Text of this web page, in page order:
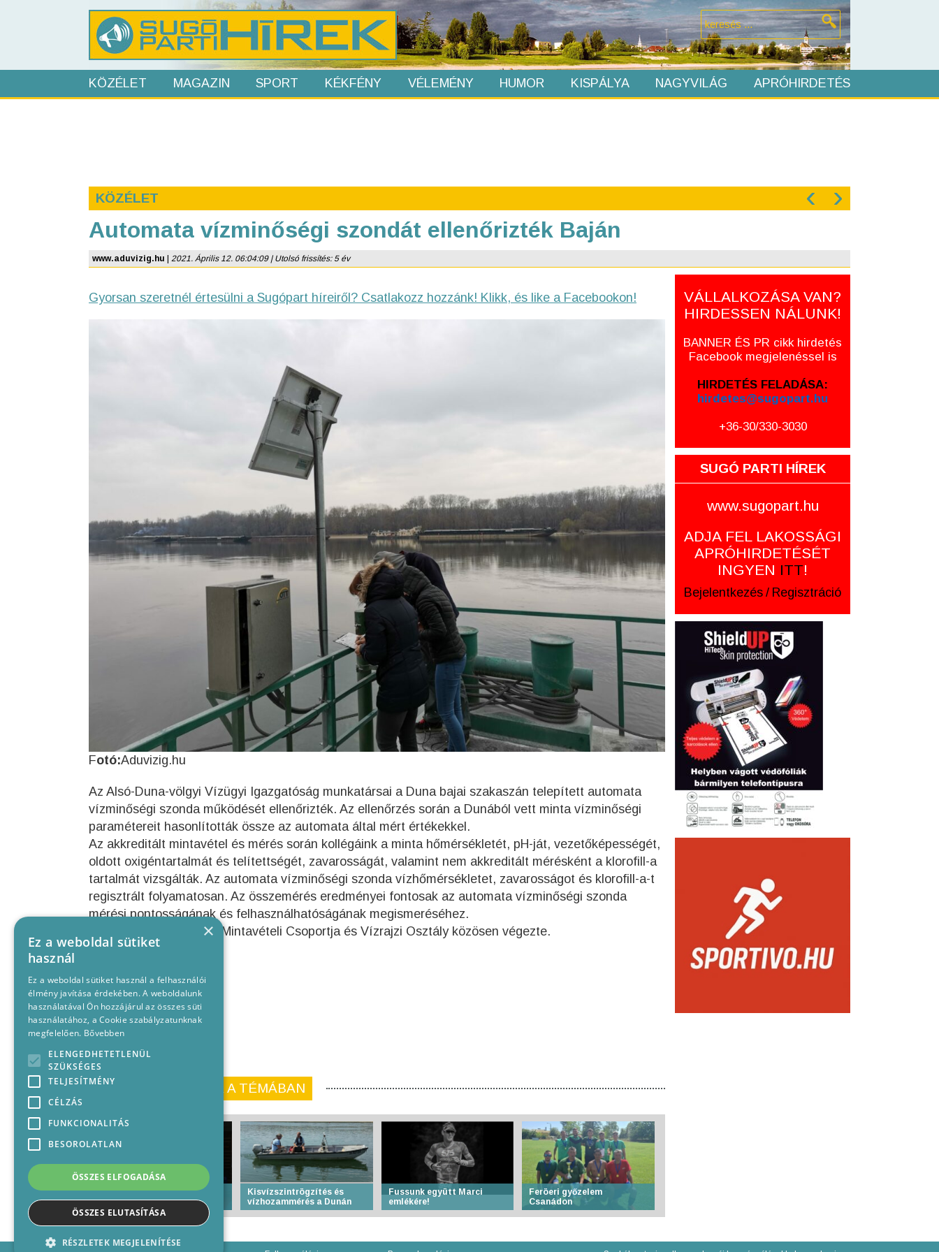
KÖZÉLET MAGAZIN SPORT KÉKFÉNY VÉLEMÉNY HUMOR KISPÁLYA NAGYVILÁG APRÓHIRDETÉS
KÖZÉLET ‹ ›
Automata vízminőségi szondát ellenőrizték Baján
www.aduvizig.hu 2021. Április 12. 06:04:09 | Utolsó frissítés: 5 év
Gyorsan szeretnél értesülni a Sugópart híreiről? Csatlakozz hozzánk! Klikk, és like a Facebookon!
Fotó:Aduvizig.hu
Az Alsó-Duna-völgyi Vízügyi Igazgatóság munkatársai a Duna bajai szakaszán telepített automata
vízminőségi szonda működését ellenőrizték. Az ellenőrzés során a Dunából vett minta vízminőségi
paramétereit hasonlították össze az automata által mért értékekkel.
Az akkreditált mintavétel és mérés során kollégáink a minta hőmérsékletét, pH-ját, vezetőképességét,
oldott oxigéntartalmát és telítettségét, zavarosságát, valamint nem akkreditált mérésként a klorofill-a
tartalmát vizsgálták. Az automata vízminőségi szonda vízhőmérsékletet, zavarosságot és klorofill-a-t
regisztrált folyamatosan. Az összemérés eredményei fontosak az automata vízminőségi szonda
mérési pontosságának és felhasználhatóságának megismeréséhez.
A mérést az ADUVIZIG Mintavételi Csoportja és Vízrajzi Osztály közösen végezte.
KORÁBBI CIKKEINK A TÉMÁBAN
Több mint 700 judós
edzőtáborozik Baján
Kisvízszintrögzítés és
vízhozammérés a Dunán
Fussunk együtt Marci
emlékére!
Feröeri győzelem
Csanádon
VÁLLALKOZÁSA VAN?
HIRDESSEN NÁLUNK!
BANNER ÉS PR cikk hirdetés
Facebook megjelenéssel is
HIRDETÉS FELADÁSA:
hirdetes@sugopart.hu
+36-30/330-3030
SUGÓ PARTI HÍREK
www.sugopart.hu
ADJA FEL LAKOSSÁGI
APRÓHIRDETÉSÉT
INGYEN ITT!
Bejelentkezés / Regisztráció
×
Ez a weboldal sütiket
használ
Ez a weboldal sütiket használ a felhasználói
élmény javítása érdekében. A weboldalunk
használatával Ön hozzájárul az összes süti
használatához, a Cookie szabályzatunknak
megfelelően. Bővebben
ELENGEDHETETLENÜL
SZÜKSÉGES
TELJESÍTMÉNY
CÉLZÁS
FUNKCIONALITÁS
BESOROLATLAN
ÖSSZES ELFOGADÁSA
ÖSSZES ELUTASÍTÁSA
RÉSZLETEK MEGJELENÍTÉSE